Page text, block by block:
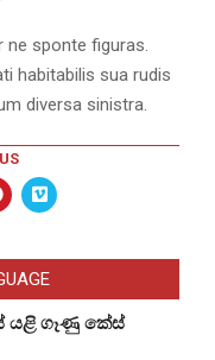
ne sponte figuras.
habitabilis sua rudis
diversa sinistra.
යළි ගෑණු කේස්